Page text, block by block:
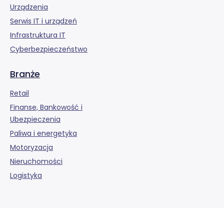
Urządzenia
Serwis IT i urządzeń
Infrastruktura IT
Cyberbezpieczeństwo
Branże
Retail
Finanse, Bankowość i
Ubezpieczenia
Paliwa i energetyka
Motoryzacja
Nieruchomości
Logistyka